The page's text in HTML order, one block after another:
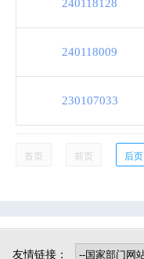
司法局
烟草专卖局
博野镇
程委镇
240118128
240118009
230107033
首页 前页 后页